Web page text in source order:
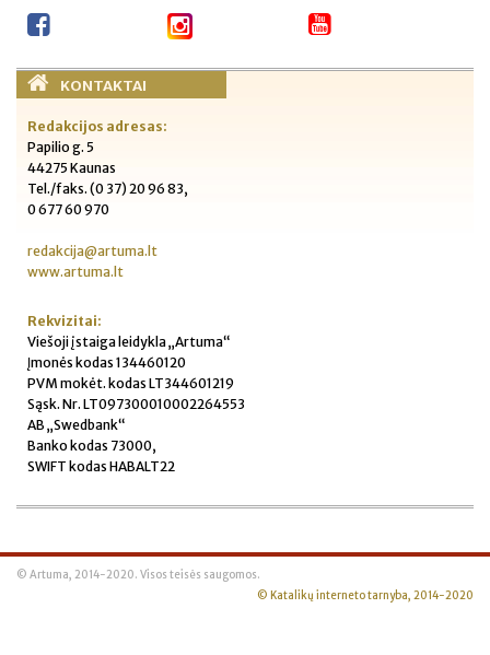
KONTAKTAI
Redakcijos adresas:
Papilio g. 5
44275 Kaunas
Tel./faks. (0 37) 20 96 83,
0 677 60 970
redakcija@artuma.lt
www.artuma.lt
Rekvizitai:
Viešoji įstaiga leidykla „Artuma“
Įmonės kodas 134460120
PVM mokėt. kodas LT344601219
Sąsk. Nr. LT097300010002264553
AB „Swedbank“
Banko kodas 73000,
SWIFT kodas HABALT22
© Artuma, 2014-2020. Visos teisės saugomos.
© Katalikų interneto tarnyba, 2014-2020